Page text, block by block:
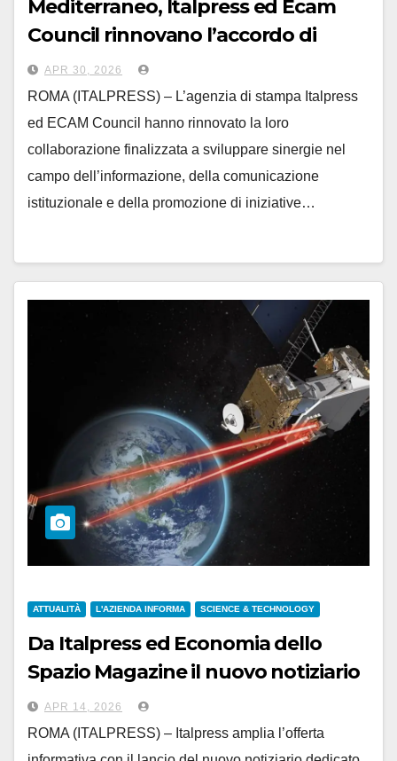
Mediterraneo, Italpress ed Ecam
Council rinnovano l’accordo di
collaborazione
APR 30, 2026
ROMA (ITALPRESS) – L’agenzia di stampa Italpress
ed ECAM Council hanno rinnovato la loro
collaborazione finalizzata a sviluppare sinergie nel
campo dell’informazione, della comunicazione
istituzionale e della promozione di iniziative…
ATTUALITÀ L'AZIENDA INFORMA SCIENCE & TECHNOLOGY
Da Italpress ed Economia dello
Spazio Magazine il nuovo notiziario
Aerospazio
APR 14, 2026
ROMA (ITALPRESS) – Italpress amplia l’offerta